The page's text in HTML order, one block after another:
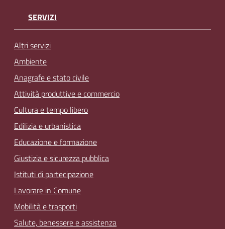
SERVIZI
Altri servizi
Ambiente
Anagrafe e stato civile
Attività produttive e commercio
Cultura e tempo libero
Edilizia e urbanistica
Educazione e formazione
Giustizia e sicurezza pubblica
Istituti di partecipazione
Lavorare in Comune
Mobilità e trasporti
Salute, benessere e assistenza